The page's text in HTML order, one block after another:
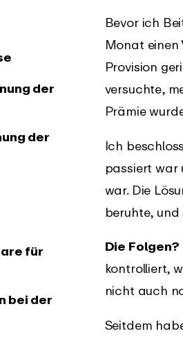
Änderungsliste
der
der
für
bei der
Bevor ich
Monat
Provision
versuchte,
Prämie
Ich
passiert war
war. Die
beruhte,
Die Folgen?
kontrolliert,
nicht auch
Seitdem